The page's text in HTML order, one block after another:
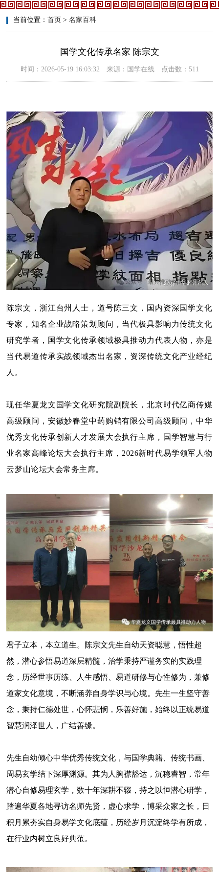
当前位置：首页 >名家百科
国学文化传承名家 陈宗文
时间：2026-05-19 16:03:32 来源：国学在线 点击数：511
陈宗文，浙江台州人士，道号陈三文，国内资深国学文化
专家，知名企业战略策划顾问，当代极具影响力传统文化
研究学者，国学文化传承领域极具推动力代表人物，亦是
当代易道传承实战领域杰出名家，资深传统文化产业经纪
人。
现任华夏龙文国学文化研究院副院长，北京时代亿商传媒
高级顾问，安徽妙春堂中药购销有限公司高级顾问，中华
优秀文化传承创新人才发展大会执行主席，国学智慧与行
业名家高峰论坛大会执行主席，2026新时代易学领军人物
云梦山论坛大会常务主席。
君子立本，本立道生。陈宗文先生自幼天资聪慧，悟性超
然，潜心参悟易道深层精髓，治学秉持严谨务实的实践理
念，历经世事历练、人生感悟、易道研修与心性修为，兼修
道家文化意境，不断涵养自身学识与心境。先生一生坚守善
念，秉持仁德处世，心怀悲悯，乐善好施，始终以正统易道
智慧润泽世人，广结善缘。
先生自幼倾心中华优秀传统文化，与国学典籍、传统书画、
周易玄学结下深厚渊源。其为人胸襟豁达，沉稳睿智，常年
潜心自修易理玄学，数十年深耕不辍，持之以恒潜心研学，
踏遍华夏各地寻访名师先贤，虚心求学，博采众家之长，日
积月累夯实自身易学文化底蕴，历经岁月沉淀终学有所成，
在行业内树立良好典范。